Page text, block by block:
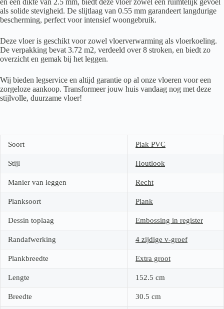
als solide stevigheid. De slijtlaag van 0.55 mm garandeert langdurige
bescherming, perfect voor intensief woongebruik.
Deze vloer is geschikt voor zowel vloerverwarming als vloerkoeling.
De verpakking bevat 3.72 m2, verdeeld over 8 stroken, en biedt zo
overzicht en gemak bij het leggen.
Wij bieden legservice en altijd garantie op al onze vloeren voor een
zorgeloze aankoop. Transformeer jouw huis vandaag nog met deze
stijlvolle, duurzame vloer!
Soort Plak PVC
Stijl Houtlook
Manier van leggen Recht
Planksoort Plank
Dessin toplaag Embossing in register
Randafwerking 4 zijdige v-groef
Plankbreedte Extra groot
Lengte 152.5 cm
Breedte 30.5 cm